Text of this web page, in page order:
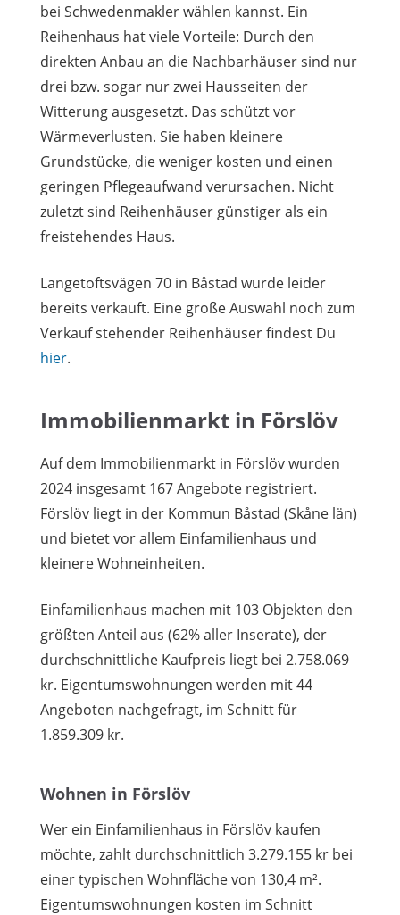
bei Schwedenmakler wählen kannst. Ein
Reihenhaus hat viele Vorteile: Durch den
direkten Anbau an die Nachbarhäuser sind nur
drei bzw. sogar nur zwei Hausseiten der
Witterung ausgesetzt. Das schützt vor
Wärmeverlusten. Sie haben kleinere
Grundstücke, die weniger kosten und einen
geringen Pflegeaufwand verursachen. Nicht
zuletzt sind Reihenhäuser günstiger als ein
freistehendes Haus.
Langetoftsvägen 70 in Båstad wurde leider
bereits verkauft. Eine große Auswahl noch zum
Verkauf stehender Reihenhäuser findest Du
hier.
Immobilienmarkt in Förslöv
Auf dem Immobilienmarkt in Förslöv wurden
2024 insgesamt 167 Angebote registriert.
Förslöv liegt in der Kommun Båstad (Skåne län)
und bietet vor allem Einfamilienhaus und
kleinere Wohneinheiten.
Einfamilienhaus machen mit 103 Objekten den
größten Anteil aus (62% aller Inserate), der
durchschnittliche Kaufpreis liegt bei 2.758.069
kr. Eigentumswohnungen werden mit 44
Angeboten nachgefragt, im Schnitt für
1.859.309 kr.
Wohnen in Förslöv
Wer ein Einfamilienhaus in Förslöv kaufen
möchte, zahlt durchschnittlich 3.279.155 kr bei
einer typischen Wohnfläche von 130,4 m².
Eigentumswohnungen kosten im Schnitt